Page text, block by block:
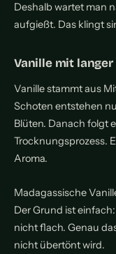
Deshalb wartet man
aufgießt. Das klingt
Vanille mit langer
Vanille stammt aus
Schoten entstehen
Blüten. Danach folgt
Trocknungsprozess.
Aroma.
Madagassische
Der Grund ist
nicht flach. Genau
nicht übertönt wird.